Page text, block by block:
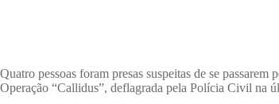
Quatro pessoas foram presas suspeitas de se
Operação “Callidus”, deflagrada pela Polícia Civil na